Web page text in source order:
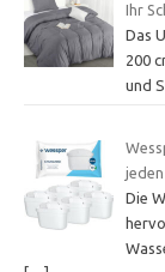
Ihr
Das
200
und
Die